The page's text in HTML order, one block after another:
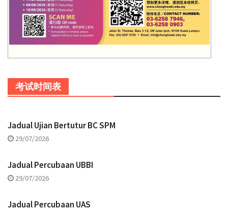
考试时间表
Jadual Ujian Bertutur BC SPM
29/07/2026
Jadual Percubaan UBBI
29/07/2026
Jadual Percubaan UAS